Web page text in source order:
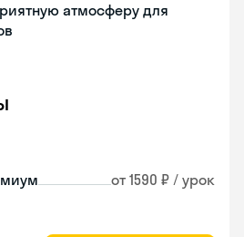
атмосферу для
от 1590 ₽ / урок